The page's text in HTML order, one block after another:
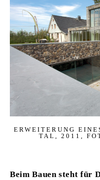
ER­WEI­TE­RUNG
TAL, 2011,
Beim Bauen steht für